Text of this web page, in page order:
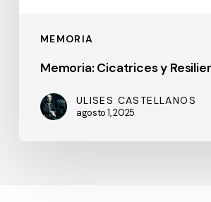
MEMORIA
Memoria: Cicatrices y
ULISES CASTELLANOS
agosto 1, 2025